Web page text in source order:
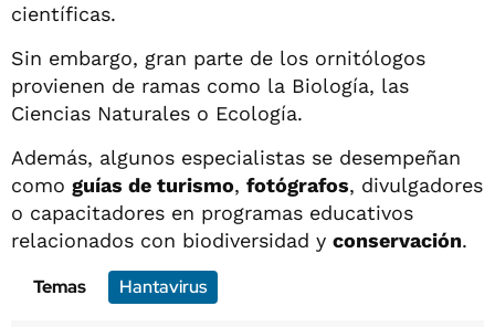
científicas.
Sin embargo, gran parte de los ornitólogos
provienen de ramas como la Biología, las
Ciencias Naturales o Ecología.
Además, algunos especialistas se desempeñan
como guías de turismo, fotógrafos, divulgadores
o capacitadores en programas educativos
relacionados con biodiversidad y conservación.
Temas
Hantavirus